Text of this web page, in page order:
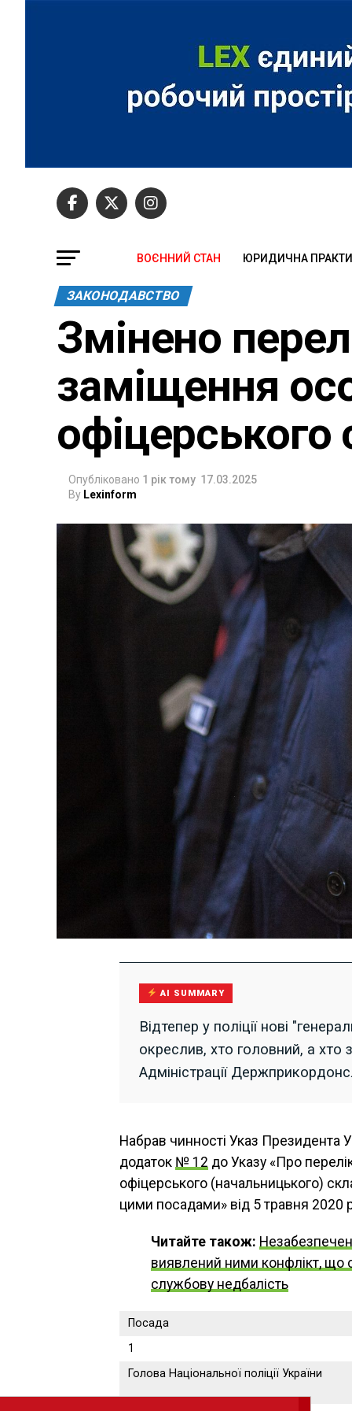
ВОЄННИЙ СТАН ЮРИДИЧНА
ЗАКОНОДАВСТВО
Змінено
заміщення
офіцерського
Опубліковано 1 рік тому 17.03.2025
By Lexinform
AI SUMMARY
Відтепер у поліції нові
окреслив, хто головний, а хто
Адміністрації
Набрав чинності Указ Президента
додаток № 12 до Указу «Про
офіцерського (начальницького)
цими посадами» від 5 травня 2020
Читайте також:
виявлений ними конфлікт, що
службову недбалість
Посада
1
Голова Національної поліції України